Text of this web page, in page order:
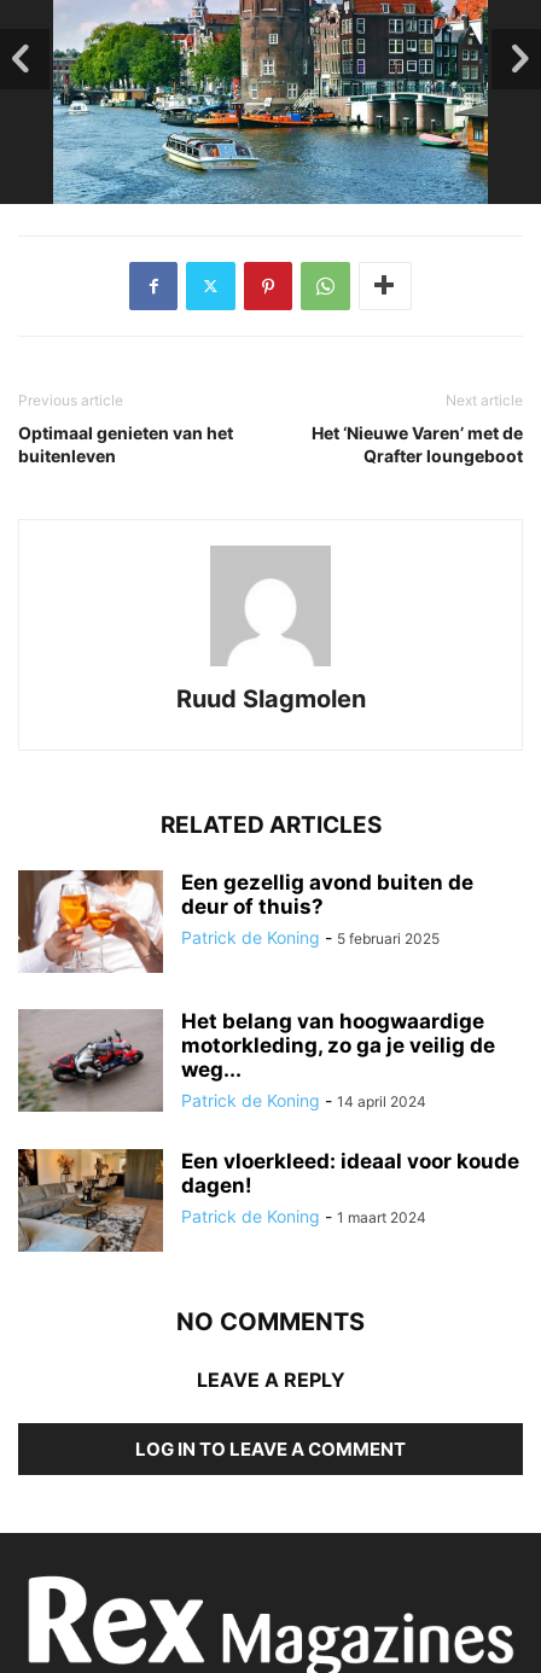
Previous article
Optimaal genieten van het
buitenleven
Next article
Het ‘Nieuwe Varen’ met de
Qrafter loungeboot
Ruud Slagmolen
RELATED ARTICLES
Een gezellig avond buiten de
deur of thuis?
Patrick de Koning - 5 februari 2025
Het belang van hoogwaardige
motorkleding, zo ga je veilig de
weg...
Patrick de Koning - 14 april 2024
Een vloerkleed: ideaal voor koude
dagen!
Patrick de Koning - 1 maart 2024
NO COMMENTS
LEAVE A REPLY
LOG IN TO LEAVE A COMMENT